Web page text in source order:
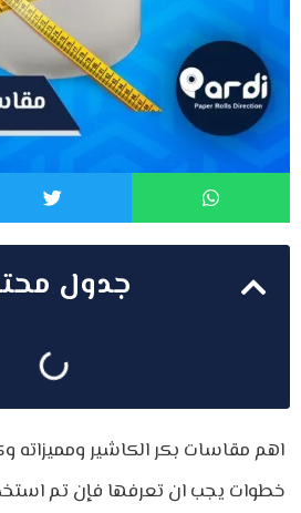
جدول
خطوات يجب ان تعرفها فإن تم